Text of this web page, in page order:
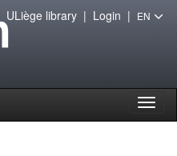
ULiège library| Login | EN